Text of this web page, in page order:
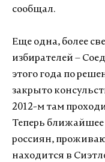
сообщал.
Еще одна, более
избирателей –
этого года по
закрыто
2012-м там
Теперь
россиян,
находится в